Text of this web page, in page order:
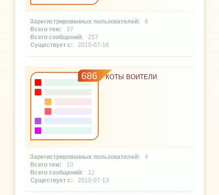
8
37
257
2010-07-16
686 КОТЫ ВОИТЕЛИ
4
10
12
2010-07-13